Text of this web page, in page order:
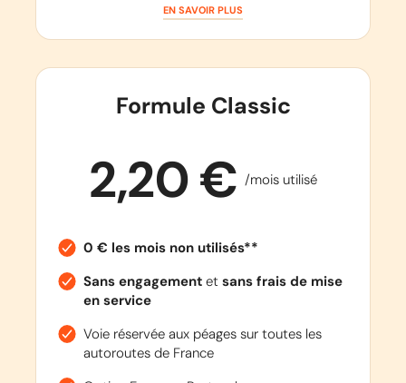
EN SAVOIR PLUS
Formule Classic
2,20 € /mois utilisé
0 € les mois non utilisés**
Sans engagementet sans frais de mise
en service
Voie réservée aux péages sur toutes les
autoroutes de France